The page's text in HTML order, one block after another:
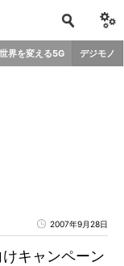
世界を変える5G デジモノ
2007年9月28日
キャンペーン